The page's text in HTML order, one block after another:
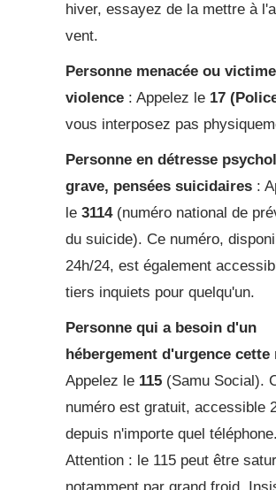
hiver, essayez de la mettre à
vent.
Personne menacée ou
violence : Appelez le 17
vous interposez pas
Personne en détresse
grave, pensées suicidaires :
le 3114(numéro national de
du suicide). Ce numéro,
24h/24, est également
tiers inquiets pour quelqu'un.
Personne qui a besoin d'un
hébergement d'urgence cette
Appelez le 115 (Samu Social).
numéro est gratuit, accessible
depuis n'importe quel téléphone.
Attention : le 115 peut être